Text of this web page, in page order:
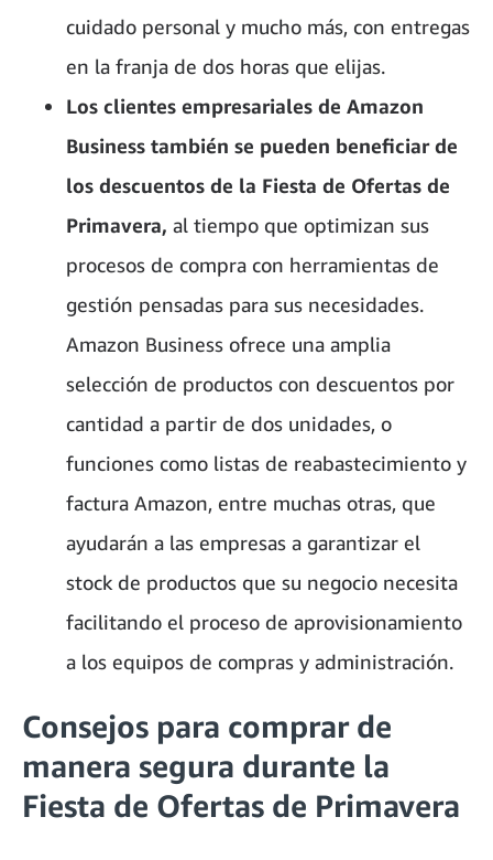
cuidado personal y mucho más, con entregas
en la franja de dos horas que elijas.
Los clientes empresariales de Amazon
Business también se pueden beneficiar de
los descuentos de la Fiesta de Ofertas de
Primavera, al tiempo que optimizan sus
procesos de compra con herramientas de
gestión pensadas para sus necesidades.
Amazon Business ofrece una amplia
selección de productos con descuentos por
cantidad a partir de dos unidades, o
funciones como listas de reabastecimiento y
factura Amazon, entre muchas otras, que
ayudarán a las empresas a garantizar el
stock de productos que su negocio necesita
facilitando el proceso de aprovisionamiento
a los equipos de compras y administración.
Consejos para comprar de
manera segura durante la
Fiesta de Ofertas de Primavera